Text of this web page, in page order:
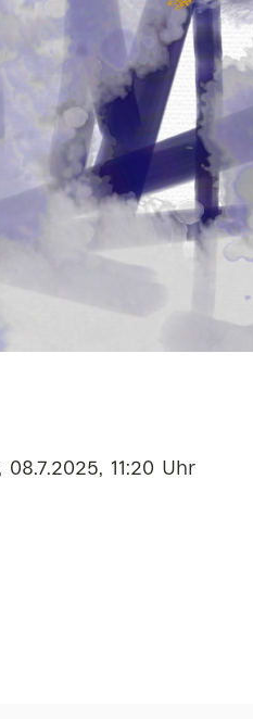
11:20 Uhr